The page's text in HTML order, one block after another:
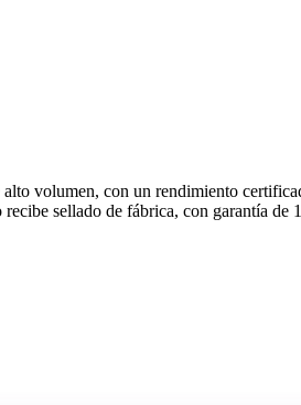
volumen, con un rendimiento
sellado de fábrica, con garantía de